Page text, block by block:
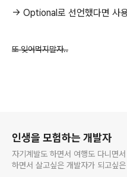
-> Optional로 선언했다면 사
또 잊어먹지말자..
인생을 모험하는 개발자
자기계발도 하면서 여행도 다니면
하면서 살고싶은 개발자가 되고싶